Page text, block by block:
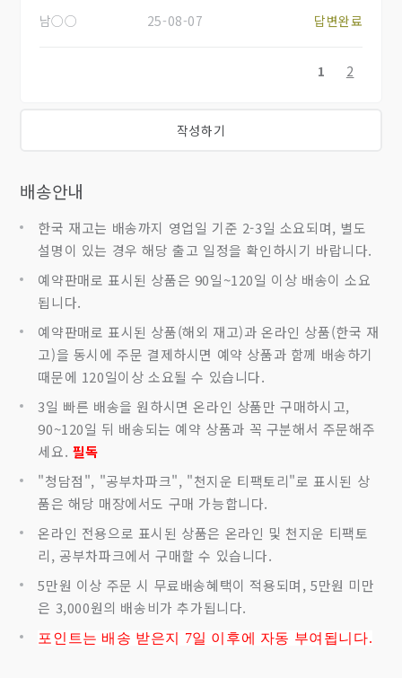
남○○
25-08-07 답변완료
1 2
작성하기
배송안내
한국 재고는 배송까지 영업일 기준 2-3일 소요되며, 별도
설명이 있는 경우 해당 출고 일정을 확인하시기 바랍니다.
예약판매로 표시된 상품은 90일~120일 이상 배송이 소요
됩니다.
예약판매로 표시된 상품(해외 재고)과 온라인 상품(한국 재
고)을 동시에 주문 결제하시면 예약 상품과 함께 배송하기
때문에 120일이상 소요될 수 있습니다.
3일 빠른 배송을 원하시면 온라인 상품만 구매하시고,
90~120일 뒤 배송되는 예약 상품과 꼭 구분해서 주문해주
세요. 필독
"청담점", "공부차파크", "천지운 티팩토리"로 표시된 상
품은 해당 매장에서도 구매 가능합니다.
온라인 전용으로 표시된 상품은 온라인 및 천지운 티팩토
리, 공부차파크에서 구매할 수 있습니다.
5만원 이상 주문 시 무료배송혜택이 적용되며, 5만원 미만
은 3,000원의 배송비가 추가됩니다.
포인트는 배송 받은지 7일 이후에 자동 부여됩니다.